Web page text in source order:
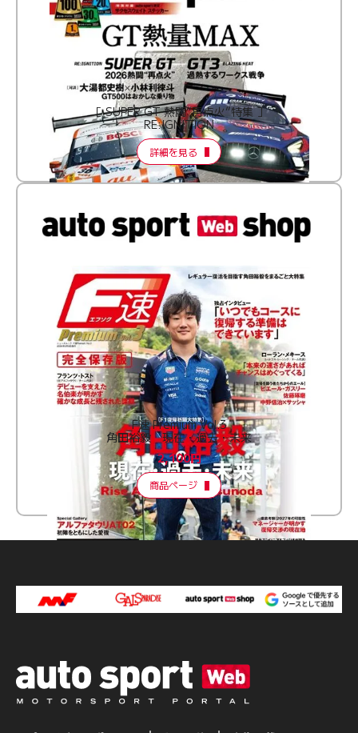
［ SUPER GT 熱闘“再点火”特集 ］
RE:IGNITION
詳細を見る
F速 Premium Vol.3
角田裕毅 現在・過去・未来
2,100円
商品ページ